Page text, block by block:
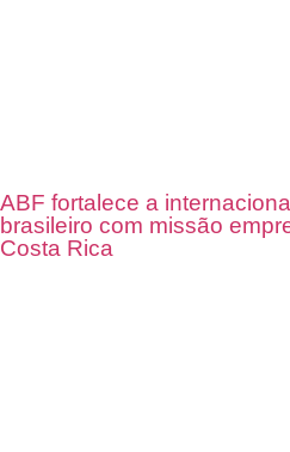
ABF fortalece a
brasileiro com missão
Costa Rica